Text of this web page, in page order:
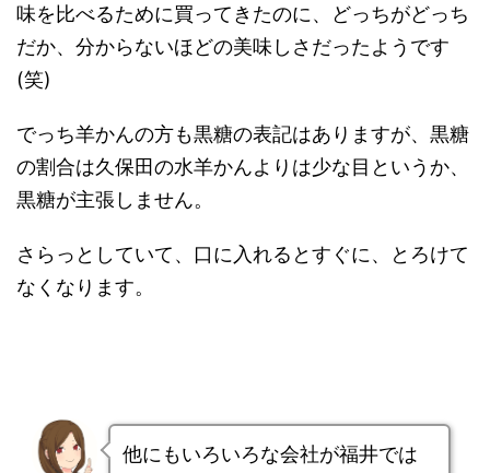
味を比べるために買ってきたのに、どっちがどっち
だか、分からないほどの美味しさだったようです
(笑)
でっち羊かんの方も黒糖の表記はありますが、黒糖
の割合は久保田の水羊かんよりは少な目というか、
黒糖が主張しません。
さらっとしていて、口に入れるとすぐに、とろけて
なくなります。
他にもいろいろな会社が福井では